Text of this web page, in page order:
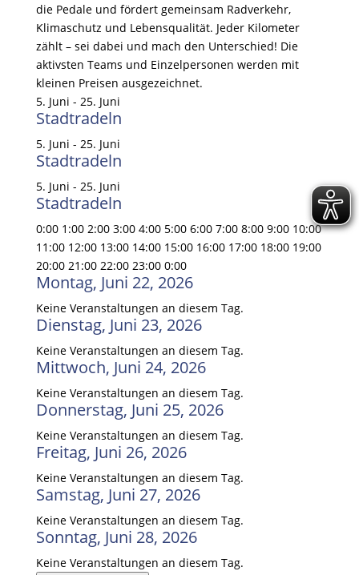
die Pedale und fördert gemeinsam Radverkehr,
Klimaschutz und Lebensqualität. Jeder Kilometer
zählt – sei dabei und mach den Unterschied! Die
aktivsten Teams und Einzelpersonen werden mit
kleinen Preisen ausgezeichnet.
5. Juni - 25. Juni
Stadtradeln
5. Juni - 25. Juni
Stadtradeln
5. Juni - 25. Juni
Stadtradeln
0:00 1:00 2:00 3:00 4:00 5:00 6:00 7:00 8:00 9:00 10:00
11:00 12:00 13:00 14:00 15:00 16:00 17:00 18:00 19:00
20:00 21:00 22:00 23:00 0:00
Montag, Juni 22, 2026
Keine Veranstaltungen an diesem Tag.
Dienstag, Juni 23, 2026
Keine Veranstaltungen an diesem Tag.
Mittwoch, Juni 24, 2026
Keine Veranstaltungen an diesem Tag.
Donnerstag, Juni 25, 2026
Keine Veranstaltungen an diesem Tag.
Freitag, Juni 26, 2026
Keine Veranstaltungen an diesem Tag.
Samstag, Juni 27, 2026
Keine Veranstaltungen an diesem Tag.
Sonntag, Juni 28, 2026
Keine Veranstaltungen an diesem Tag.